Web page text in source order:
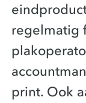
regelmatig
print. Ook